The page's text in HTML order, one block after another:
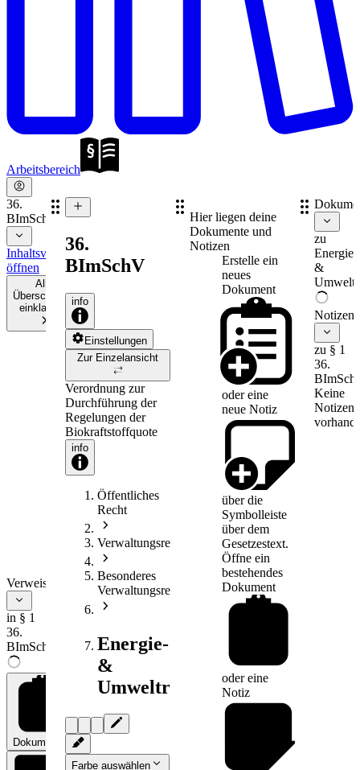
Arbeitsbereich
36.
BImSchV
Inhaltsverzeichnis
öffnen
Alle
Überschriften
einklappen
Verweise
in § 1
36.
BImSchV
Dokumente
36.
BImSchV
info
Einstellungen
Zur Einzelansicht
Verordnung zur
Durchführung der
Regelungen der
Biokraftstoffquote
info
Öffentliches
Recht
Verwaltungsrecht
Besonderes
Verwaltungsrecht
Energie-
&
Umweltrecht
Farbe auswählen
Hier liegen deine
Dokumente und
Notizen
Erstelle ein
neues
Dokument
oder eine
neue Notiz
über die
Symbolleiste
über dem
Gesetzestext.
Öffne ein
bestehendes
Dokument
oder eine
Notiz
zu
Energie-
&
Notizen
zu § 1
36.
Keine
Notizen